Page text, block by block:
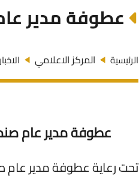
عطوفة مدير
الرئيسية المركز الاعلامي الاخبار
عطوفة مدير عام
تحت رعاية عطوفة مدير عام